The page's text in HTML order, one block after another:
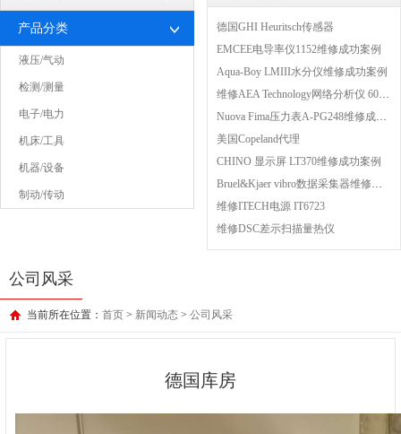
产品分类
液压/气动
检测/测量
电子/电力
机床/工具
机器/设备
制动/传动
德国GHI Heuritsch传感器
EMCEE电导率仪1152维修成功案例
Aqua-Boy LMIII水分仪维修成功案例
维修AEA Technology网络分析仪 6015-1010
Nuova Fima压力表A-PG248维修成功案例
美国Copeland代理
CHINO 显示屏 LT370维修成功案例
Bruel&Kjaer vibro数据采集器维修成功案例
维修ITECH电源 IT6723
维修DSC差示扫描量热仪
公司风采
当前所在位置： 首页 > 新闻动态 > 公司风采
德国库房